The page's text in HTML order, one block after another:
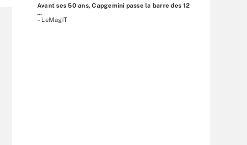
Avant ses 50 ans, Capgemini passe la barre des 12
...
– LeMagIT